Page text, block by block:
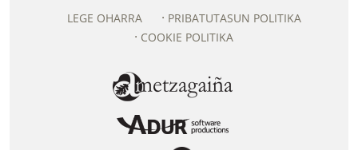
LEGE OHARRA
PRIBATUTASUN POLITIKA
COOKIE POLITIKA